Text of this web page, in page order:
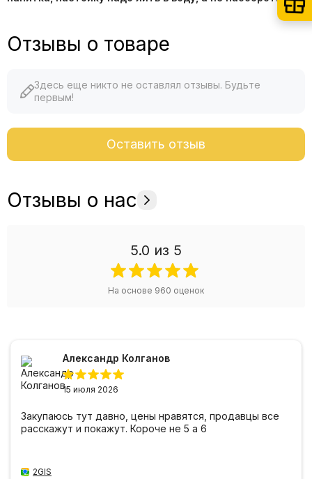
Отзывы о товаре
Здесь еще никто не оставлял отзывы. Будьте
первым!
Оставить отзыв
Отзывы о нас
5.0 из 5
На основе 960 оценок
Александр Колганов
15 июля 2026
Закупаюсь тут давно, цены нравятся, продавцы все
расскажут и покажут. Короче не 5 а 6
2GIS